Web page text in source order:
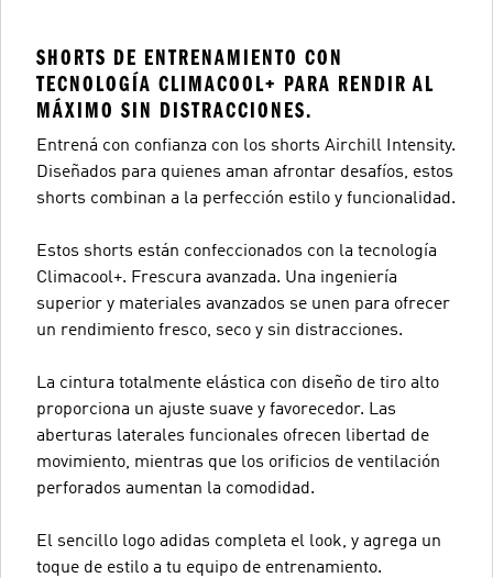
SHORTS DE ENTRENAMIENTO CON
TECNOLOGÍA CLIMACOOL+ PARA RENDIR AL
MÁXIMO SIN DISTRACCIONES.
Entrená con confianza con los shorts Airchill Intensity.
Diseñados para quienes aman afrontar desafíos, estos
shorts combinan a la perfección estilo y funcionalidad.
Estos shorts están confeccionados con la tecnología
Climacool+. Frescura avanzada. Una ingeniería
superior y materiales avanzados se unen para ofrecer
un rendimiento fresco, seco y sin distracciones.
La cintura totalmente elástica con diseño de tiro alto
proporciona un ajuste suave y favorecedor. Las
aberturas laterales funcionales ofrecen libertad de
movimiento, mientras que los orificios de ventilación
perforados aumentan la comodidad.
El sencillo logo adidas completa el look, y agrega un
toque de estilo a tu equipo de entrenamiento.